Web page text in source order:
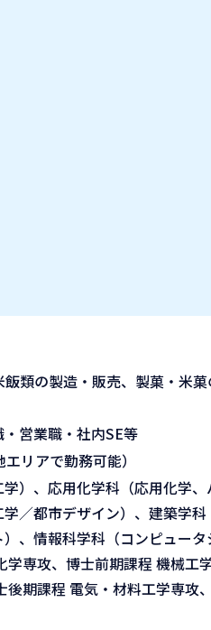
類の製造・販売、製菓・米
営業職・社内SE等
リアで勤務可能）
）、応用化学科（応用化学
／都市デザイン）、建築学
、情報科学科（コンピュー
専攻、博士前期課程 機械工
期課程 電気・材料工学専攻